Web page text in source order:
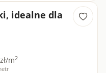
idealne dla
m2